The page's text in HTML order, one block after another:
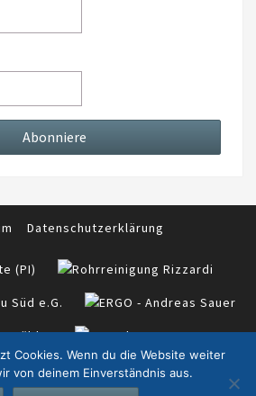
Datenschutzerklärung
e.V. in Zusammenarbeit mit
Cookies. Wenn du die Website weiter
von deinem Einverständnis aus.